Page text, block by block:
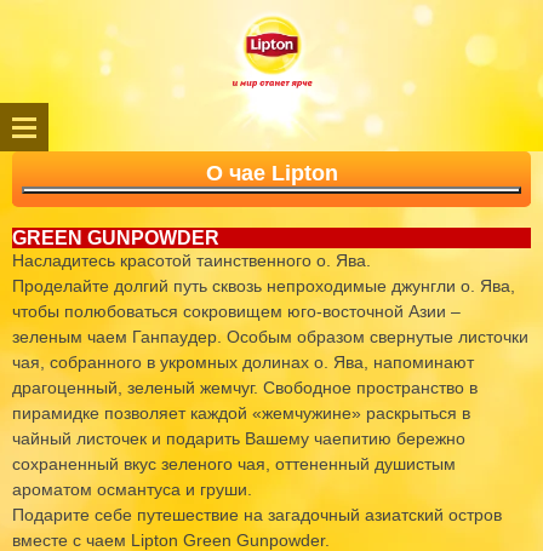
О чае Lipton
GREEN GUNPOWDER
Насладитесь красотой таинственного о. Ява.
Проделайте долгий путь сквозь непроходимые джунгли о. Ява,
чтобы полюбоваться сокровищем юго-восточной Азии –
зеленым чаем Ганпаудер. Особым образом свернутые листочки
чая, собранного в укромных долинах о. Ява, напоминают
драгоценный, зеленый жемчуг. Свободное пространство в
пирамидке позволяет каждой «жемчужине» раскрыться в
чайный листочек и подарить Вашему чаепитию бережно
сохраненный вкус зеленого чая, оттененный душистым
ароматом османтуса и груши.
Подарите себе путешествие на загадочный азиатский остров
вместе с чаем Lipton Green Gunpowder.